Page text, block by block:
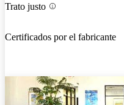
Trato justo
Certificados por el fabricante